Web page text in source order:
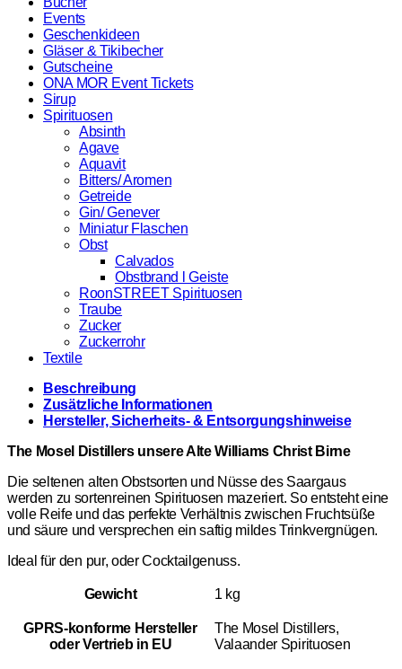
Events
Geschenkideen
Gläser & Tikibecher
Gutscheine
ONA MOR Event Tickets
Sirup
Spirituosen
Absinth
Agave
Aquavit
Bitters/ Aromen
Getreide
Gin/ Genever
Miniatur Flaschen
Obst
Calvados
Obstbrand l Geiste
RoonSTREET Spirituosen
Traube
Zucker
Zuckerrohr
Textile
Beschreibung
Zusätzliche Informationen
Hersteller, Sicherheits- & Entsorgungshinweise
The Mosel Distillers unsere Alte Williams Christ Birne
Die seltenen alten Obstsorten und Nüsse des Saargaus
werden zu sortenreinen Spirituosen mazeriert. So entsteht eine
volle Reife und das perfekte Verhältnis zwischen Fruchtsüße
und säure und versprechen ein saftig mildes Trinkvergnügen.
Ideal für den pur, oder Cocktailgenuss.
Gewicht 1 kg
GPRS-konforme Hersteller
oder Vertrieb in EU
The Mosel Distillers,
Valaander Spirituosen